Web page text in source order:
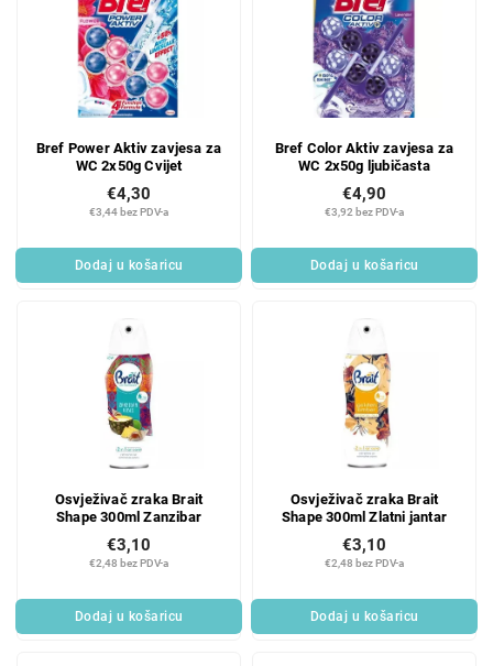
Bref Power Aktiv zavjesa za
WC 2x50g Cvijet
€3,44 bez PDV-a
€4,30
Dodaj u košaricu
Bref Color Aktiv zavjesa za
WC 2x50g ljubičasta
€3,92 bez PDV-a
€4,90
Dodaj u košaricu
Osvježivač zraka Brait
Shape 300ml Zanzibar
€2,48 bez PDV-a
€3,10
Dodaj u košaricu
Osvježivač zraka Brait
Shape 300ml Zlatni jantar
€2,48 bez PDV-a
€3,10
Dodaj u košaricu